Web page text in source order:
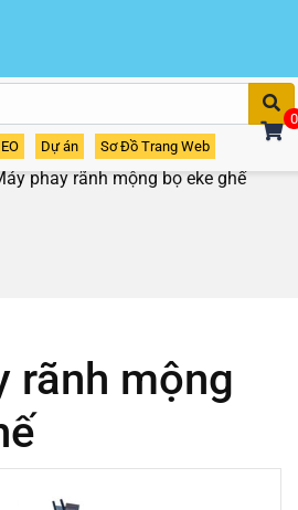
Dự án Sơ Đồ Trang Web
0
Phay Mộng/Các loại máy làm
phay rãnh mộng bọ eke ghế
rãnh mộng